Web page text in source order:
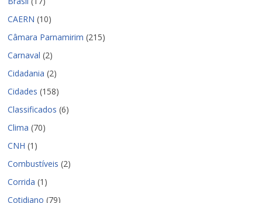
CAERN (10)
Câmara Parnamirim (215)
Carnaval (2)
Cidadania (2)
Cidades (158)
Classificados (6)
Clima (70)
CNH (1)
Combustíveis (2)
Corrida (1)
Cotidiano (79)